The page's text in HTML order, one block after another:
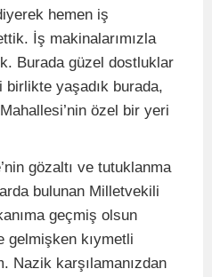
hemen iş
İş makinalarımızla
Burada güzel dostluklar
birlikte yaşadık burada,
özel bir yeri
gözaltı ve tutuklanma
bulunan Milletvekili
geçmiş olsun
gelmişken kıymetli
Nazik karşılamanızdan